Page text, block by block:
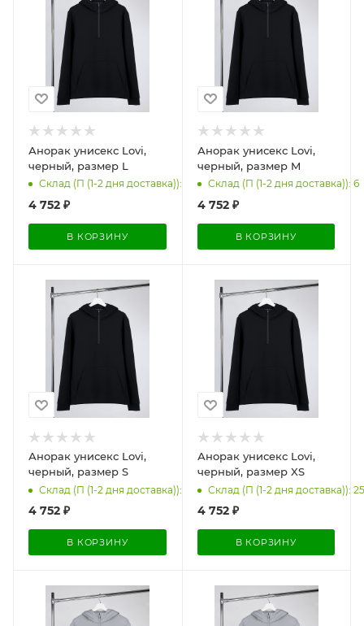
Анорак унисекс Lovi,
черный, размер L
Склад (П (1-2 дня доставка)): 11
4 752 ₽
В КОРЗИНУ
Анорак унисекс Lovi,
черный, размер M
Склад (П (1-2 дня доставка)): 6
4 752₽
В КОРЗИНУ
Анорак унисекс Lovi,
черный, размер S
Склад (П (1-2 дня доставка)): 17
4 752 ₽
В КОРЗИНУ
Анорак унисекс Lovi,
черный, размер XS
Склад (П (1-2 дня доставка)): 25
4 752₽
В КОРЗИНУ